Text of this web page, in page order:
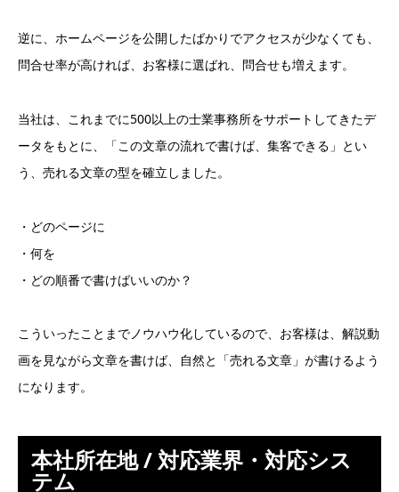
逆に、ホームページを公開したばかりでアクセスが少なくても、
問合せ率が高ければ、お客様に選ばれ、問合せも増えます。
当社は、これまでに500以上の士業事務所をサポートしてきたデ
ータをもとに、「この文章の流れで書けば、集客できる」とい
う、売れる文章の型を確立しました。
・どのページに
・何を
・どの順番で書けばいいのか？
こういったことまでノウハウ化しているので、お客様は、解説動
画を見ながら文章を書けば、自然と「売れる文章」が書けるよう
になります。
本社所在地 / 対応業界・対応シス
テム